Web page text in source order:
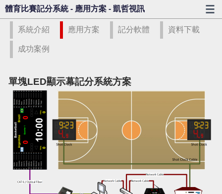
體育比賽記分系統 - 應用方案 - 凱哲視訊
系統介紹 應用方案 記分軟體 資料下載
成功案例
單塊LED顯示幕記分系統方案